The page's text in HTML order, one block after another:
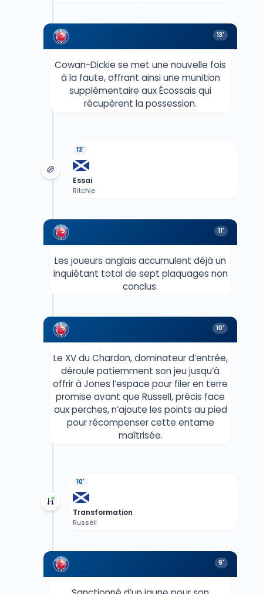
13'
Cowan-Dickie se met une nouvelle fois
à la faute, offrant ainsi une munition
supplémentaire aux Écossais qui
récupèrent la possession.
13'
Essai
Ritchie
11'
Les joueurs anglais accumulent déjà un
inquiétant total de sept plaquages non
conclus.
10'
Le XV du Chardon, dominateur d’entrée,
déroule patiemment son jeu jusqu’à
offrir à Jones l’espace pour filer en terre
promise avant que Russell, précis face
aux perches, n’ajoute les points au pied
pour récompenser cette entame
maîtrisée.
10'
Transformation
Russell
9'